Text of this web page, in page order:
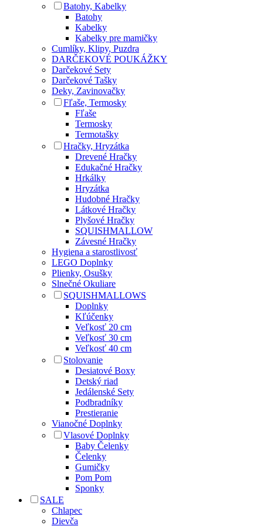
Batohy, Kabelky
Batohy
Kabelky
Kabelky pre mamičky
Cumlíky, Klipy, Puzdra
DARČEKOVÉ POUKÁŽKY
Darčekové Sety
Darčekové Tašky
Deky, Zavinovačky
Fľaše, Termosky
Fľaše
Termosky
Termotašky
Hračky, Hryzátka
Drevené Hračky
Edukačné Hračky
Hrkálky
Hryzátka
Hudobné Hračky
Látkové Hračky
Plyšové Hračky
SQUISHMALLOW
Závesné Hračky
Hygiena a starostlivosť
LEGO Doplnky
Plienky, Osušky
Slnečné Okuliare
SQUISHMALLOWS
Doplnky
Kľúčenky
Veľkosť 20 cm
Veľkosť 30 cm
Veľkosť 40 cm
Stolovanie
Desiatové Boxy
Detský riad
Jedálenské Sety
Podbradníky
Prestieranie
Vianočné Doplnky
Vlasové Doplnky
Baby Čelenky
Čelenky
Gumičky
Pom Pom
Sponky
SALE
Chlapec
Dievča